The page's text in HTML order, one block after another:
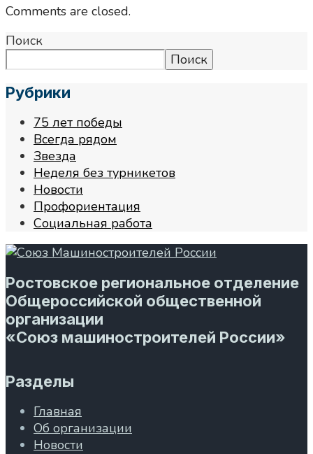
Comments are closed.
Поиск
Поиск
Рубрики
75 лет победы
Всегда рядом
Звезда
Неделя без турникетов
Новости
Профориентация
Социальная работа
Ростовское региональное отделение
Общероссийской общественной
организации
«Союз машиностроителей России»
Разделы
Главная
Об организации
Новости